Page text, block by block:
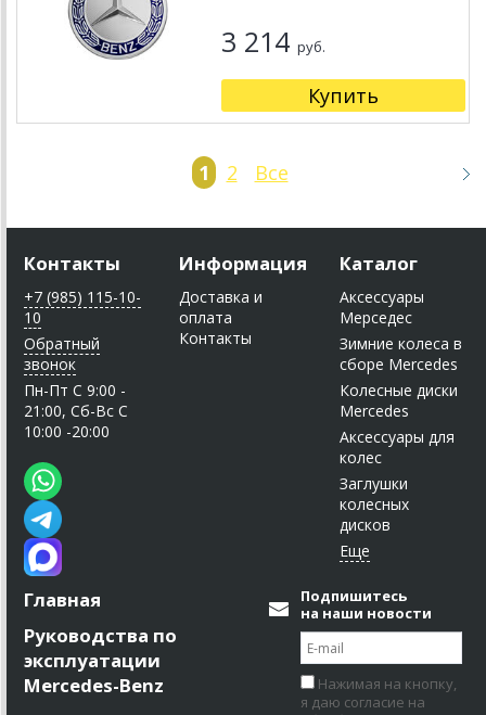
3 214 руб.
Купить
1 2 Все
Контакты
+7 (985) 115-10-
10
Обратный
звонок
Пн-Пт C 9:00 -
21:00, Сб-Вс С
10:00 -20:00
Информация
Доставка и
оплата
Контакты
Каталог
Аксессуары
Мерседес
Зимние колеса в
сборе Mercedes
Колесные диски
Mercedes
Аксессуары для
колес
Заглушки
колесных
дисков
Главная
Руководства по
эксплуатации
Mercedes-Benz
Подпишитесь
на наши новости
Нажимая на кнопку,
я даю согласие на